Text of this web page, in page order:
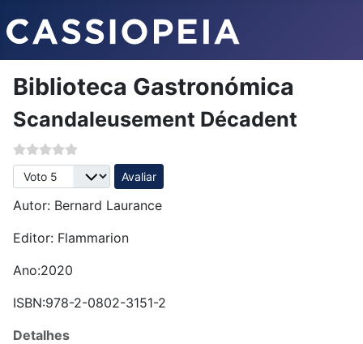
Biblioteca Gastronómica
Scandaleusement Décadent
Avalie, por favor
Autor: Bernard Laurance
Editor: Flammarion
Ano:2020
ISBN:978-2-0802-3151-2
Detalhes